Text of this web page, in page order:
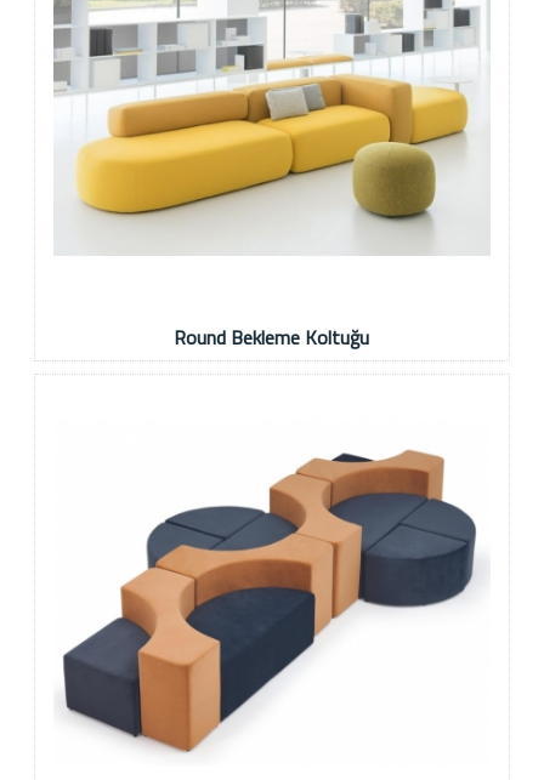
Round Bekleme Koltuğu